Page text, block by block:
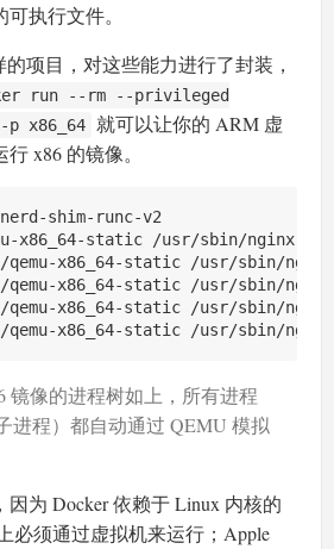
执行文件。
的项目，对这些能力进行了封装，
run --rm --privileged
x86_64
就可以让你的 ARM 虚
x86 的镜像。
shim-runc-v2
x86_64-static /usr/sbin/nginx -g
qemu-x86_64-static /usr/sbin/
qemu-x86_64-static /usr/sbin/
qemu-x86_64-static /usr/sbin/
镜像的进程树如上，所有进程
进程）都自动通过 QEMU 模拟
为 Docker 依赖于 Linux 内核的
必须通过虚拟机来运行；Apple